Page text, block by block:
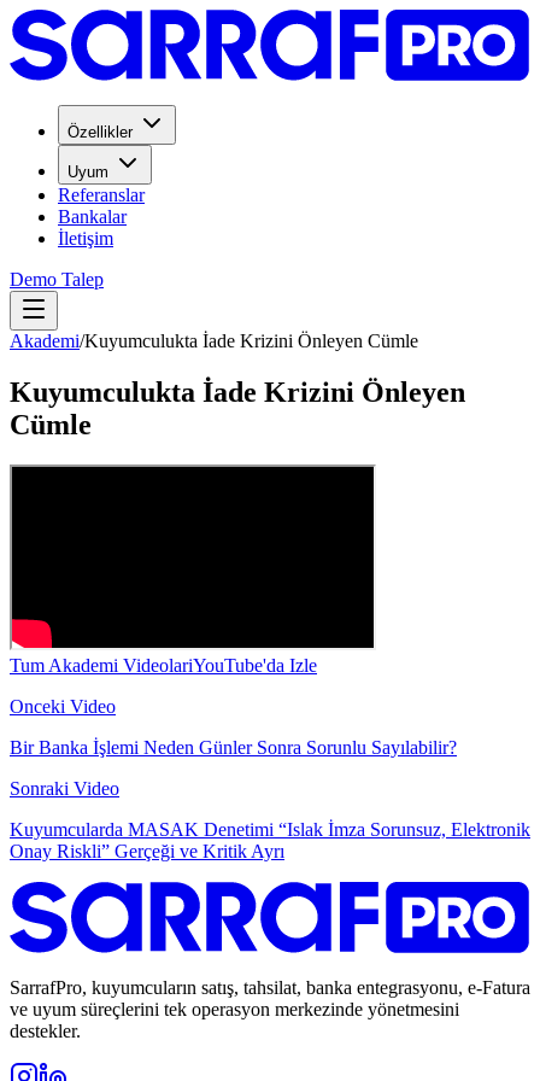
Özellikler
Uyum
Referanslar
Bankalar
İletişim
Demo Talep
Akademi/Kuyumculukta İade Krizini Önleyen Cümle
Kuyumculukta İade Krizini Önleyen
Cümle
Tum Akademi VideolariYouTube'da Izle
Onceki Video
Bir Banka İşlemi Neden Günler Sonra Sorunlu Sayılabilir?
Sonraki Video
Kuyumcularda MASAK Denetimi “Islak İmza Sorunsuz, Elektronik
Onay Riskli” Gerçeği ve Kritik Ayrı
SarrafPro, kuyumcuların satış, tahsilat, banka entegrasyonu, e-Fatura
ve uyum süreçlerini tek operasyon merkezinde yönetmesini
destekler.